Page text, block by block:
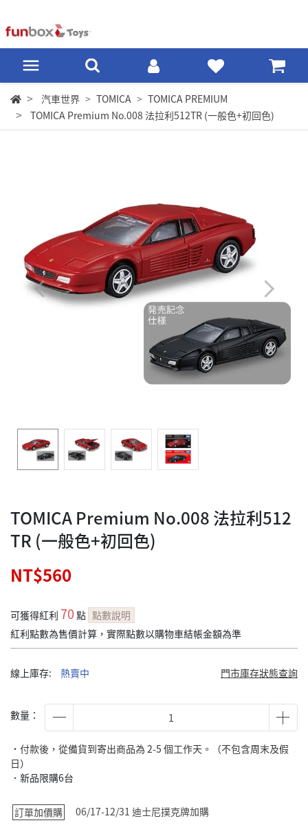
汽車世界 TOMICA
TOMICA PREMIUM
TOMICA Premium No.008 法拉利512TR (一般色+初回色)
TOMICA Premium No.008 法拉利512
TR (一般色+初回色)
NT$560
可獲得紅利 70 點 點數說明
紅利點數為售價計算，實際點數以購物車結帳金額為準
線上庫存: 熱賣中 門市庫存狀態查詢
數量：
˙付款後，從備貨到寄出商品為 2-5 個工作天。（不包含周末及假
日）
．新品限購6台
訂單加價購 06/17-12/31 迪士尼撲克牌加購